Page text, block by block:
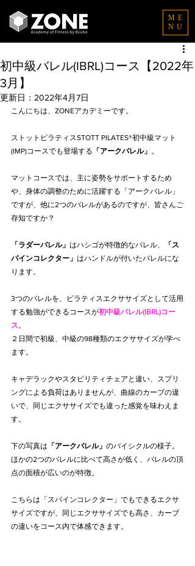
ME
NU
初中級バレル(IBRL)コース【2022年
3月】
更新日： 2022年4月7日
こんにちは、ZONEアカデミーです。
ストットピラティスSTOTT PILATES®初中級マット
(IMP)コースでも登場する 「アークバレル」 。
マットコースでは、主に姿勢をサポートするため
や、身体の調整のために活躍する「アークバレル」
ですが、他に2つのバレルがあるのですが、皆さんご
存知ですか？
「ラダーバレル」 はハシゴが特徴的なバレル、
「ス
パインコレクター」 はハンドルが付いたバレルにな
ります。
3つのバレルを、ピラティスエクササイズとして活用
する勉強ができるコースが初中級バレル(IBRL)コー
ス。
２日間で初級、中級の98種類のエクササイズが学べ
ます。
キャデラックやスタビリティチェアと違い、スプリ
ングによる負荷はありませんが、曲線のカーブの違
いで、同じエクササイズでも違った感覚を味わえま
す。
下の写真は 「アークバレル」 のバイシクルの様子。
ほかの2つのバレルに比べて高さが低く、バレルの頂
点の面積が広いのが特徴。
こちらは「スパインコレクター」でもできるエクサ
サイズですが、同じエクササイズでも高さ、カーブ
の違いをコース内で体感できます。